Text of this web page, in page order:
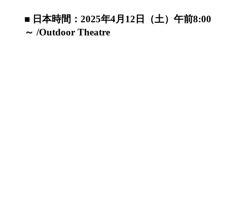
■ 日本時間：2025年4月12日（土）午前8:00
～ /Outdoor Theatre